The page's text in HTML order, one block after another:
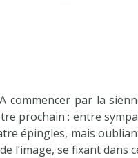
par la
prochain : entre
épingles, mais
l’image, se fixant